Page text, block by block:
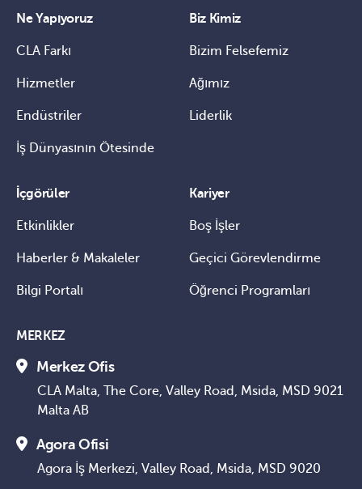
Ne Yapıyoruz
CLA Farkı
Hizmetler
Endüstriler
İş Dünyasının Ötesinde
Biz Kimiz
Bizim Felsefemiz
Ağımız
Liderlik
İçgörüler
Etkinlikler
Haberler & Makaleler
Bilgi Portalı
Kariyer
Boş İşler
Geçici Görevlendirme
Öğrenci Programları
MERKEZ
Merkez Ofis
CLA Malta, The Core, Valley Road, Msida, MSD 9021
Malta AB
Agora Ofisi
Agora İş Merkezi, Valley Road, Msida, MSD 9020